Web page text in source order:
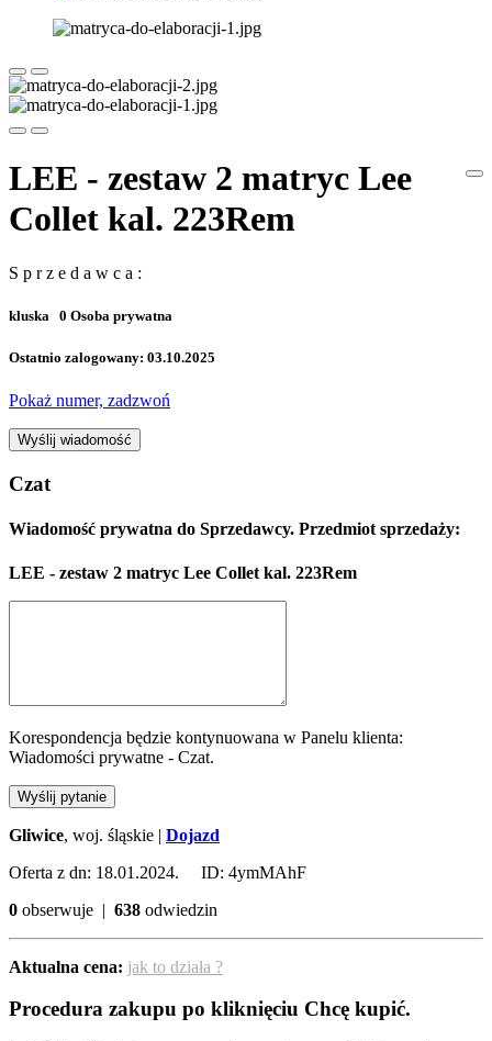
LEE - zestaw 2 matryc Lee
Collet kal. 223Rem
S p r z e d a w c a :
kluska 0 Osoba prywatna
Ostatnio zalogowany: 03.10.2025
Pokaż numer, zadzwoń
Wyślij wiadomość
Czat
Wiadomość prywatna do Sprzedawcy. Przedmiot sprzedaży:
LEE - zestaw 2 matryc Lee Collet kal. 223Rem
Korespondencja będzie kontynuowana w Panelu klienta:
Wiadomości prywatne - Czat.
Wyślij pytanie
Gliwice, woj. śląskie | Dojazd
Oferta z dn: 18.01.2024. ID: 4ymMAhF
0 obserwuje | 638 odwiedzin
Aktualna cena: jak to działa ?
Procedura zakupu po kliknięciu Chcę kupić.